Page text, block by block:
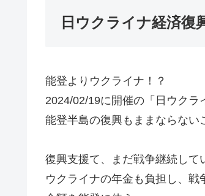
日ウクライナ経済復
能登よりウクライナ！？
2024/02/19に開催の「日ウクラ
能登半島の復興もままならない
復興支援て、まだ戦争継続して
ウクライナの年金も負担し、戦